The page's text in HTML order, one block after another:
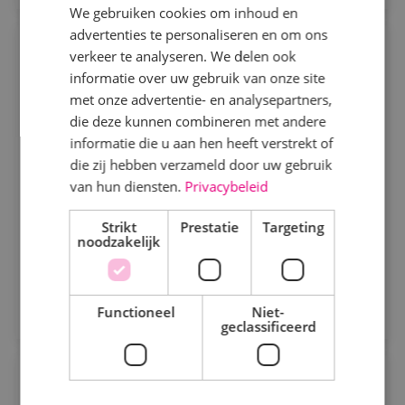
Specialisme
Beveiligingstechniek
Elektrotechniek
Energietechniek
Staf
Uren
Fulltime
Parttime
Uitvoerder Werktuigbouwkunde
Werktuigbouwkunde MBO
Kaatsheuvel
Ben je enthousiast, gedreven en heb je stevige
schouders? Geloof je in de kracht van
groei van onze vestiging in Kaatsheuvel?
Bekijk vacature
Direct solliciteren
Commercieel technisch adviseur
We gebruiken cookies om inhoud en
advertenties te personaliseren en om ons
verkeer te analyseren. We delen ook
informatie over uw gebruik van onze site
met onze advertentie- en analysepartners,
die deze kunnen combineren met andere
informatie die u aan hen heeft verstrekt of
die zij hebben verzameld door uw gebruik
van hun diensten. Privacybeleid
Strikt
noodzakelijk
Prestatie Targeting
Functioneel
Niet-
geclassificeerd